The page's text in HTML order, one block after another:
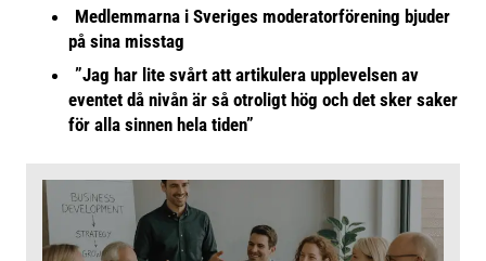
Medlemmarna i Sveriges moderatorförening bjuder
på sina misstag
”Jag har lite svårt att artikulera upplevelsen av
eventet då nivån är så otroligt hög och det sker saker
för alla sinnen hela tiden”